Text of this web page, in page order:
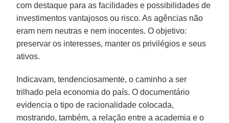
com destaque para as facilidades e possibilidades de
investimentos vantajosos ou risco. As agências não
eram nem neutras e nem inocentes. O objetivo:
preservar os interesses, manter os privilégios e seus
ativos.
Indicavam, tendenciosamente, o caminho a ser
trilhado pela economia do país. O documentário
evidencia o tipo de racionalidade colocada,
mostrando, também, a relação entre a academia e o